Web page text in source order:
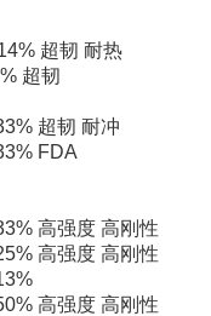
超韧 耐热
超韧
超韧 耐冲
FDA
高强度 高刚性
高强度 高刚性
高强度 高刚性